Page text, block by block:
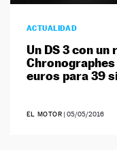
ACTUALIDAD
Un DS 3 con un
euros para 39
EL MOTOR |05/05/2016